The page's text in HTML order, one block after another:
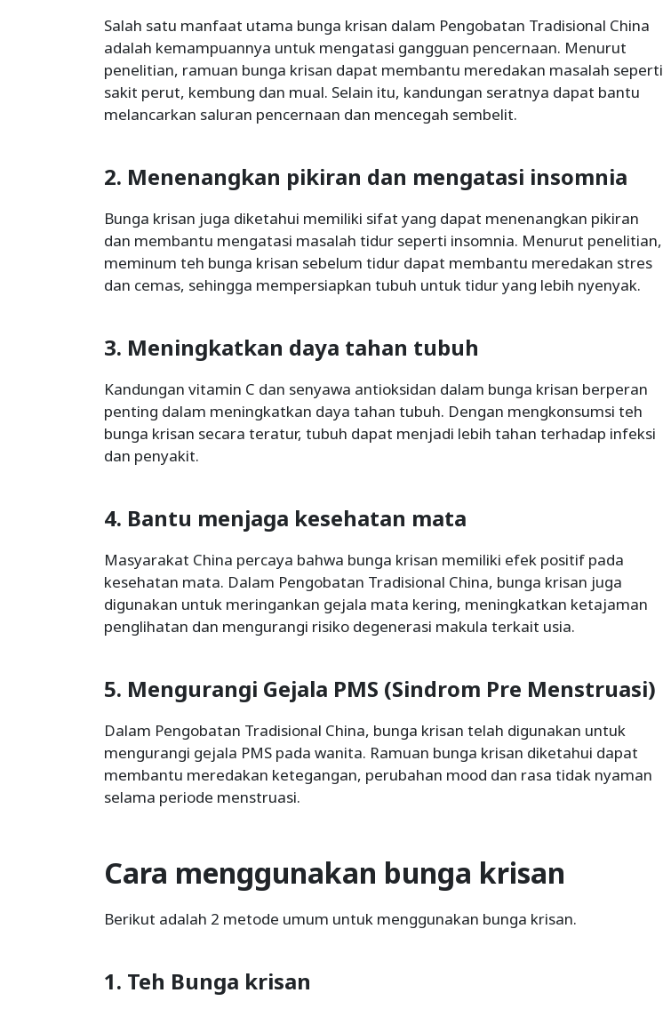
Salah satu manfaat utama bunga krisan dalam Pengobatan Tradisional China
adalah kemampuannya untuk mengatasi gangguan pencernaan. Menurut
penelitian, ramuan bunga krisan dapat membantu meredakan masalah seperti
sakit perut, kembung dan mual. Selain itu, kandungan seratnya dapat bantu
melancarkan saluran pencernaan dan mencegah sembelit.
2. Menenangkan pikiran dan mengatasi insomnia
Bunga krisan juga diketahui memiliki sifat yang dapat menenangkan pikiran
dan membantu mengatasi masalah tidur seperti insomnia. Menurut penelitian,
meminum teh bunga krisan sebelum tidur dapat membantu meredakan stres
dan cemas, sehingga mempersiapkan tubuh untuk tidur yang lebih nyenyak.
3. Meningkatkan daya tahan tubuh
Kandungan vitamin C dan senyawa antioksidan dalam bunga krisan berperan
penting dalam meningkatkan daya tahan tubuh. Dengan mengkonsumsi teh
bunga krisan secara teratur, tubuh dapat menjadi lebih tahan terhadap infeksi
dan penyakit.
4. Bantu menjaga kesehatan mata
Masyarakat China percaya bahwa bunga krisan memiliki efek positif pada
kesehatan mata. Dalam Pengobatan Tradisional China, bunga krisan juga
digunakan untuk meringankan gejala mata kering, meningkatkan ketajaman
penglihatan dan mengurangi risiko degenerasi makula terkait usia.
5. Mengurangi Gejala PMS (Sindrom Pre Menstruasi)
Dalam Pengobatan Tradisional China, bunga krisan telah digunakan untuk
mengurangi gejala PMS pada wanita. Ramuan bunga krisan diketahui dapat
membantu meredakan ketegangan, perubahan mood dan rasa tidak nyaman
selama periode menstruasi.
Cara menggunakan bunga krisan
Berikut adalah 2 metode umum untuk menggunakan bunga krisan.
1. Teh Bunga krisan